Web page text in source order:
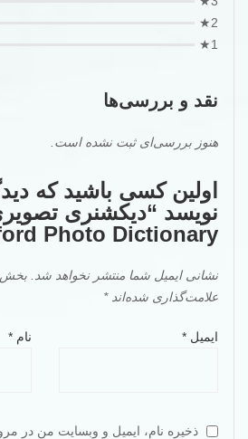
2★
نقد و بررسی‌ها
هنوز بررسی‌ای ثبت نشده است.
اولین کسی باشید که
نویسد “دیکشنری
Photo Dictionary”
نشانی ایمیل شما منتشر نخواهد شد.
علامت‌گذاری شده‌اند *
نام ایمیل
ذخیره نام، ایمیل و وبسایت من در